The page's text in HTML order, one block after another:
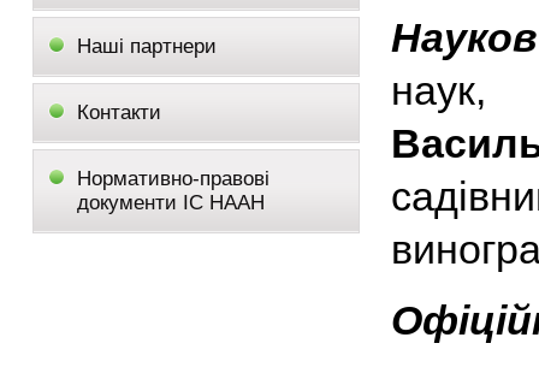
Наші партнери
Контакти
Нормативно-правові
документи ІС НААН